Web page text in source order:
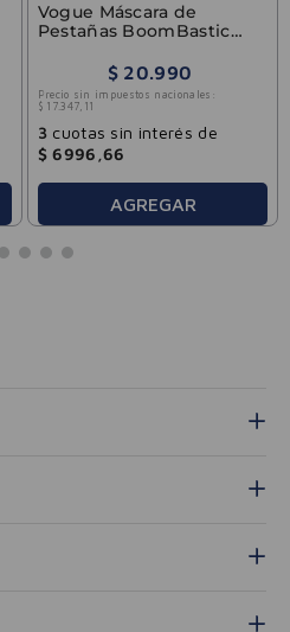
Vogue Máscara de
Pestañas BoomBastic
$ 20.990
Precio sin impuestos nacionales:
$ 17.347, 11
3cuotas sin interés de
$ 6996 66
AGREGAR